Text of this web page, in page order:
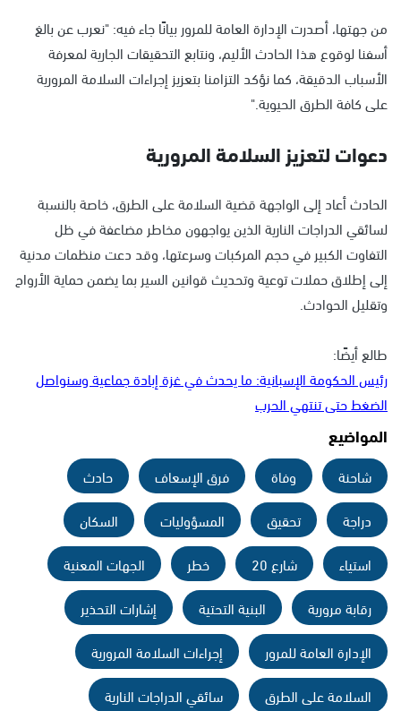
من جهتها، أصدرت الإدارة العامة للمرور بيانًا جاء فيه: "نعرب عن بالغ
أسفنا لوقوع هذا الحادث الأليم، ونتابع التحقيقات الجارية لمعرفة
الأسباب الدقيقة، كما نؤكد التزامنا بتعزيز إجراءات السلامة المرورية
على كافة الطرق الحيوية."
دعوات لتعزيز السلامة المرورية
الحادث أعاد إلى الواجهة قضية السلامة على الطرق، خاصة بالنسبة
لسائقي الدراجات النارية الذين يواجهون مخاطر مضاعفة في ظل
التفاوت الكبير في حجم المركبات وسرعتها، وقد دعت منظمات مدنية
إلى إطلاق حملات توعية وتحديث قوانين السير بما يضمن حماية الأرواح
وتقليل الحوادث.
طالع أيضًا:
رئيس الحكومة الإسبانية: ما يحدث في غزة إبادة جماعية وسنواصل
الضغط حتى تنتهي الحرب
المواضيع
شاحنة وفاة فرق الإسعاف
حادث
دراجة
تحقيق المسؤوليات
السكان
استياء
شارع 20 خطر
الجهات المعنية
رقابة مرورية
البنية التحتية
إشارات التحذير
الإدارة العامة للمرور
إجراءات السلامة المرورية
السلامة على الطرق
سائقي الدراجات النارية